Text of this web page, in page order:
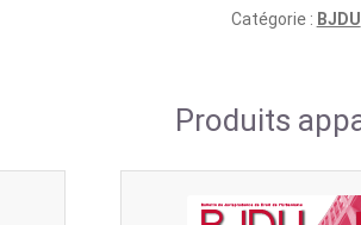
Catégorie : BJDU
Produits